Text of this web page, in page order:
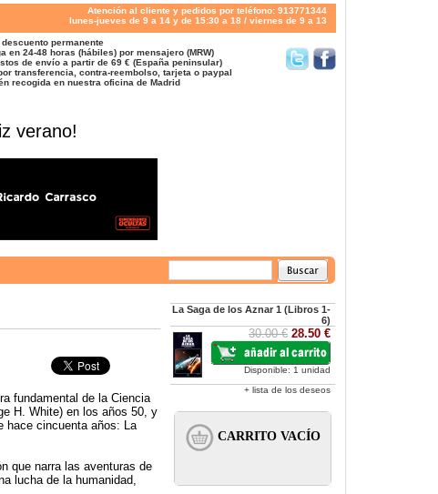
Atención al cliente y pedidos por teléfono: 913771344
lunes-jueves de 9 a 14 y de 15:30 a 18 / viernes de 9 a 13
descuento permanente
en 24-48 horas (hábiles) por mensajero (MRW)
de envío a partir de 69 € (España peninsular)
transferencia, contra-reembolso, tarjeta o paypal
recogida en nuestra oficina de Madrid
verano!
fundamental de la Ciencia
H. White) en los años 50, y
hace cincuenta años: La
que narra las aventuras de
lucha de la humanidad,
La Saga de los Aznar 1 (Libros 1-
6)
30.00 € 28.50 €
Disponible: 1 unidad
+ lista de los deseos